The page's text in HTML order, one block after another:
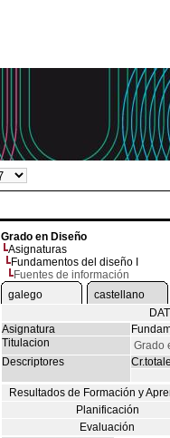
Grado en Diseño
Asignaturas
Fundamentos del diseño I
Fuentes de información
galego
castellano
Asignatura
Titulacion
Grado
Descriptores
Resultados de Formación y
Planificación
Evaluación